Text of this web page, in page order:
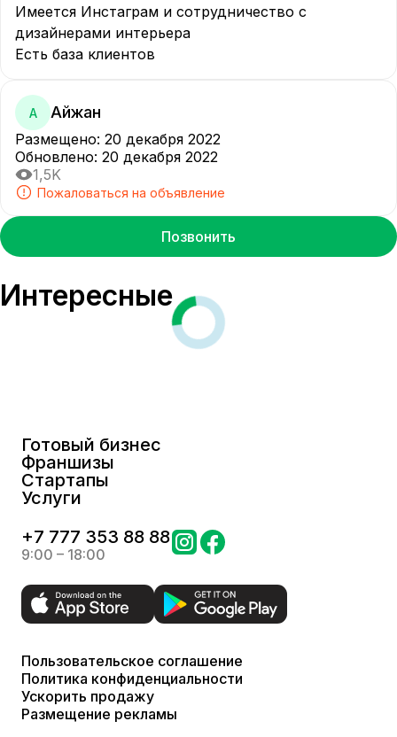
Имеется Инстаграм и сотрудничество с
дизайнерами интерьера
Есть база клиентов
А Айжан
Размещено: 20 декабря 2022
Обновлено: 20 декабря 2022
1,5K
Пожаловаться на объявление
Позвонить
Интересные
Готовый бизнес
Франшизы
Стартапы
Услуги
+7 777 353 88 88
9:00 – 18:00
Пользовательское соглашение
Политика конфиденциальности
Ускорить продажу
Размещение рекламы